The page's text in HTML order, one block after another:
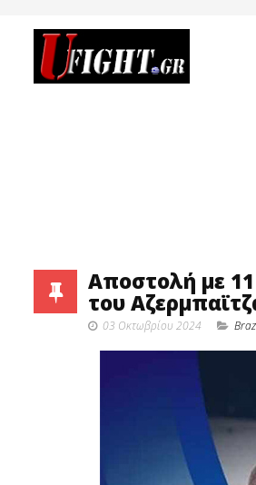
Αποστολή με
του
03 Οκτωβρίου 2024